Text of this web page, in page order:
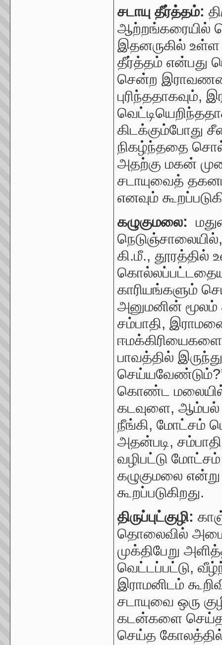
சடாயு தீர்த்தம்:
ஆற்றங்கரையில்
இதனருகில் உள்ள
தீர்த்தம் என்பது
சென்ற
கிடக்கும்போது
நிகழ்ந்ததை
அதற்கு மகன்
சடாயுவைத்
எனவும்
கழுகுமலை:
நெடுஞ்சாலையில்
கி.மீ., தூரத்தில்
காரியங்களும்
அனுமனின் மூலம்
சம்பாதி,
பாவத்தில்
செய்யவேண்டும்
கொண்ட
கடவுளை, ஆம்பல்
நீங்கி, மோட்சம்
அதன்படி, சம்பாதி
வழிபட்டு
கழுகுமலை
கூறப்படுகிறது.
திருப்புட்குழி:
தொலைவில்
முக்திபேறு
வெட்டப்பட்டு,
இராமனிடம்
சடாயுவை ஒரு
கடன்களை
செய்த கோலத்தில்